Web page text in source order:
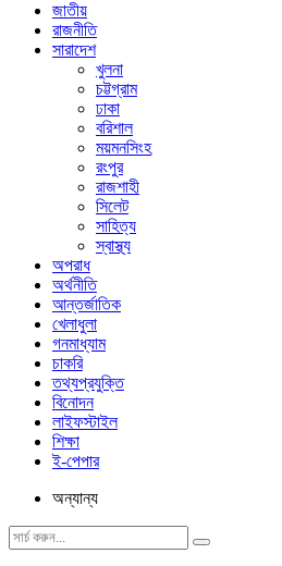
জাতীয়
রাজনীতি
সারাদেশ
খুলনা
চট্টগ্রাম
ঢাকা
বরিশাল
ময়মনসিংহ
রংপুর
রাজশাহী
সিলেট
সাহিত্য
স্বাস্থ্য
অপরাধ
অর্থনীতি
আন্তর্জাতিক
খেলাধুলা
গনমাধ্যাম
চাকরি
তথ্যপ্রযুক্তি
বিনোদন
লাইফস্টাইল
শিক্ষা
ই-পেপার
অন্যান্য